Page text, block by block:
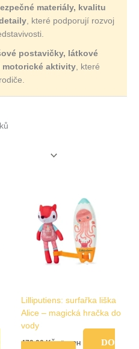
materiály, kvalitu
, které podporují rozvoj
postavičky, látkové
motorické aktivity, které
Lilliputiens: surfařka liška
Alice – magická hračka do
vody
479,00Kč vč. DPH
DO